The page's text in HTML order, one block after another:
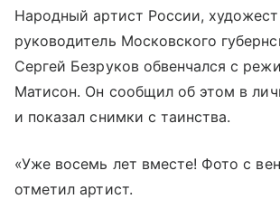
Народный артист России,
руководитель Московского
Сергей Безруков обвенчался с
Матисон. Он сообщил об этом в
и показал снимки с таинства.
«Уже восемь лет вместе! Фото с
отметил артист.